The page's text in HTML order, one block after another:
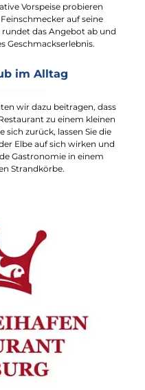
Vorspeise probieren
auf seine
rundet das Angebot ab und
Geschmackserlebnis.
im Alltag
wir dazu beitragen, dass
zu einem kleinen
sich zurück, lassen Sie die
Elbe auf sich wirken und
Gastronomie in einem
Strandkörbe.